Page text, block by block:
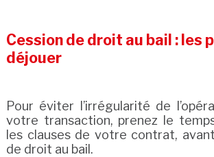
Cession de droit au bail : les
déjouer
Pour éviter l’irrégularité de
votre transaction, prenez le
les clauses de votre contrat,
de droit au bail.